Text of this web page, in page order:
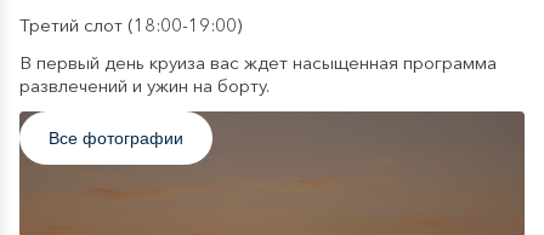
Третий слот (18:00-19:00)
В первый день круиза вас ждет насыщенная программа
развлечений и ужин на борту.
Все фотографии